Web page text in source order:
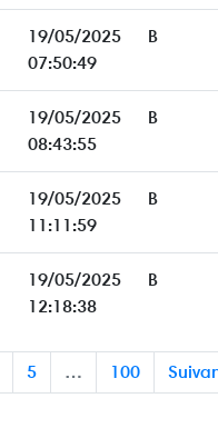
19/05/2025
07:50:49
B
19/05/2025
08:43:55
B
19/05/2025
11:11:59
B
19/05/2025
12:18:38
B
5 … 100